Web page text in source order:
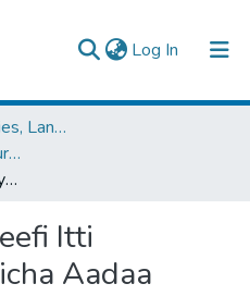
Log In (current)
College of Humanities, Language Studies, Journalism & Communication
Oromo Language, Literature and Folklore
Xiinxala Qabiyyeefi Itti Fayyadama Qoricha Aadaa Aanaa Jibaat
Itti
Aadaa